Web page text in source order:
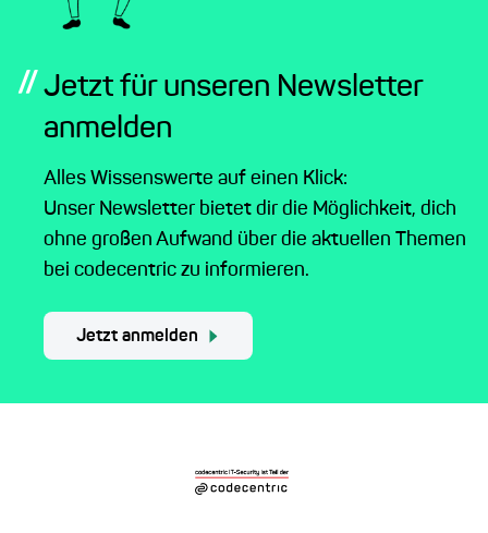
// Jetzt für unseren Newsletter
anmelden
Alles Wissenswerte auf einen Klick:
Unser Newsletter bietet dir die Möglichkeit, dich
ohne großen Aufwand über die aktuellen Themen
bei codecentric zu informieren.
Jetzt anmelden